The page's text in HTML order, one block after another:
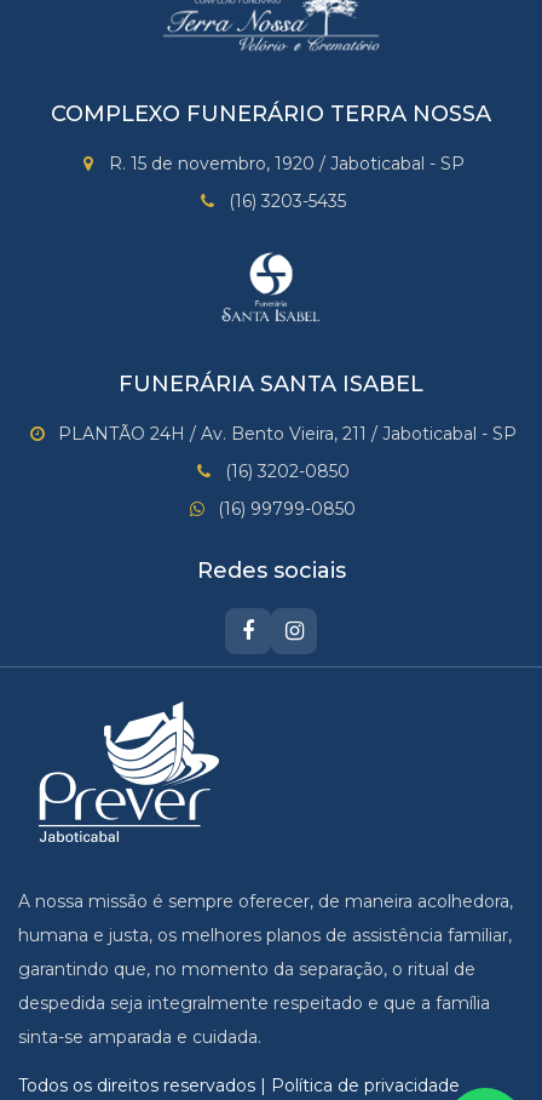
A nossa missão é sempre oferecer, de maneira acolhedora,
humana e justa, os melhores planos de assistência familiar,
garantindo que, no momento da separação, o ritual de
despedida seja integralmente respeitado e que a família
sinta-se amparada e cuidada.
Todos os direitos reservados | Política de privacidade
COMPLEXO FUNERÁRIO TERRA NOSSA
R. 15 de novembro, 1920 / Jaboticabal - SP
(16) 3203-5435
FUNERÁRIA SANTA ISABEL
PLANTÃO 24H / Av. Bento Vieira, 211 / Jaboticabal - SP
(16) 3202-0850
(16) 99799-0850
Redes sociais